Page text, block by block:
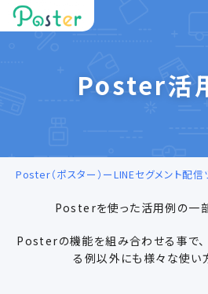
Poster活
Poster（ポスター）ーLINEセグメント配信
Posterを使った活用例の一部
Posterの機能を組み合わせる事で、
る例以外にも様々な使い